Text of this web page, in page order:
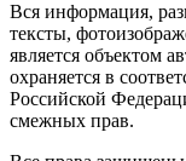
Вся информация,
тексты,
является объектом
охраняется в
Российской
смежных прав.